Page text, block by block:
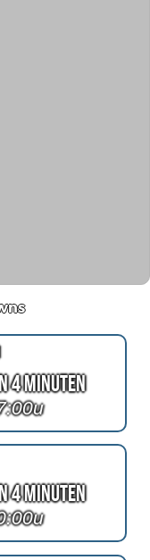
4 Minuten
4 Minuten